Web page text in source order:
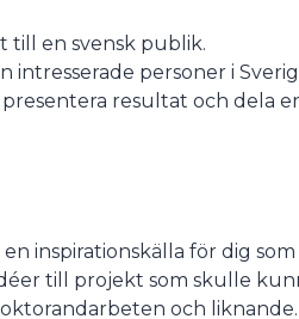
till en svensk publik.
intresserade personer i
resultat och dela
inspirationskälla för dig
till projekt som skulle
och